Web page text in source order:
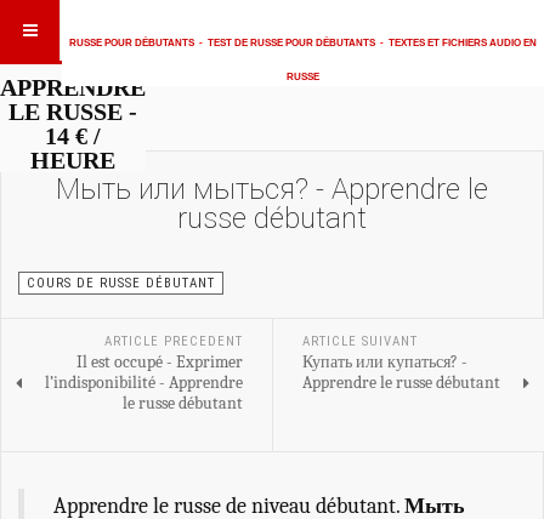
RUSSE POUR DÉBUTANTS - TEST DE RUSSE POUR DÉBUTANTS - TEXTES ET FICHIERS AUDIO EN
RUSSE
APPRENDRE
LE RUSSE -
14 € /
HEURE
Мыть или мыться? - Apprendre le
russe débutant
COURS DE RUSSE DÉBUTANT
ARTICLE PRECEDENT
Il est occupé - Exprimer
l’indisponibilité - Apprendre
le russe débutant
ARTICLE SUIVANT
Купать или купаться? -
Apprendre le russe débutant
Apprendre le russe de niveau débutant.Мыть